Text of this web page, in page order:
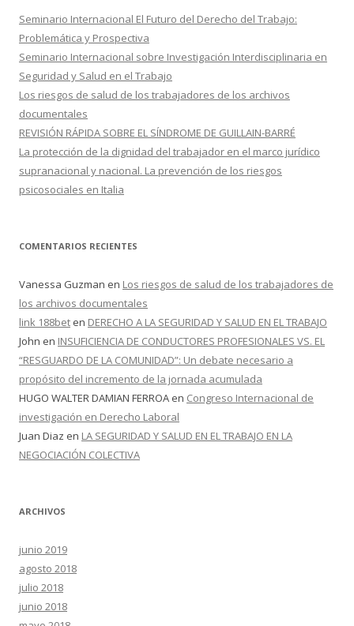
r
:
Seminario Internacional El Futuro del Derecho del Trabajo:
Problemática y Prospectiva
Seminario Internacional sobre Investigación Interdisciplinaria en
Seguridad y Salud en el Trabajo
Los riesgos de salud de los trabajadores de los archivos
documentales
REVISIÓN RÁPIDA SOBRE EL SÍNDROME DE GUILLAIN-BARRÉ
La protección de la dignidad del trabajador en el marco jurídico
supranacional y nacional. La prevención de los riesgos
psicosociales en Italia
COMENTARIOS RECIENTES
Vanessa Guzman en Los riesgos de salud de los trabajadores de
los archivos documentales
link 188bet en DERECHO A LA SEGURIDAD Y SALUD EN EL TRABAJO
John en INSUFICIENCIA DE CONDUCTORES PROFESIONALES VS. EL
“RESGUARDO DE LA COMUNIDAD”: Un debate necesario a
propósito del incremento de la jornada acumulada
HUGO WALTER DAMIAN FERROA en Congreso Internacional de
investigación en Derecho Laboral
Juan Diaz en LA SEGURIDAD Y SALUD EN EL TRABAJO EN LA
NEGOCIACIÓN COLECTIVA
ARCHIVOS
junio 2019
agosto 2018
julio 2018
junio 2018